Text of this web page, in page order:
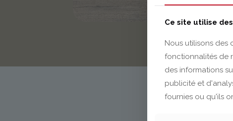
Ce site utilise
Nous utilisons des
fonctionnalités de
des informations
publicité et
fournies ou qu'ils